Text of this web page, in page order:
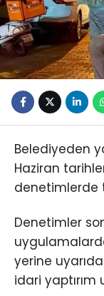
Belediyeden
Haziran
denetimlerde
Denetimler
yerine
idari yaptırım